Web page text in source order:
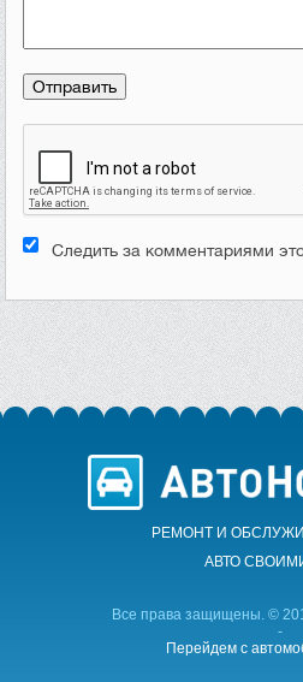
Следить за комментариями
РЕМОНТ И
АВТО
Все права защищены. ©
-
Перейдем с